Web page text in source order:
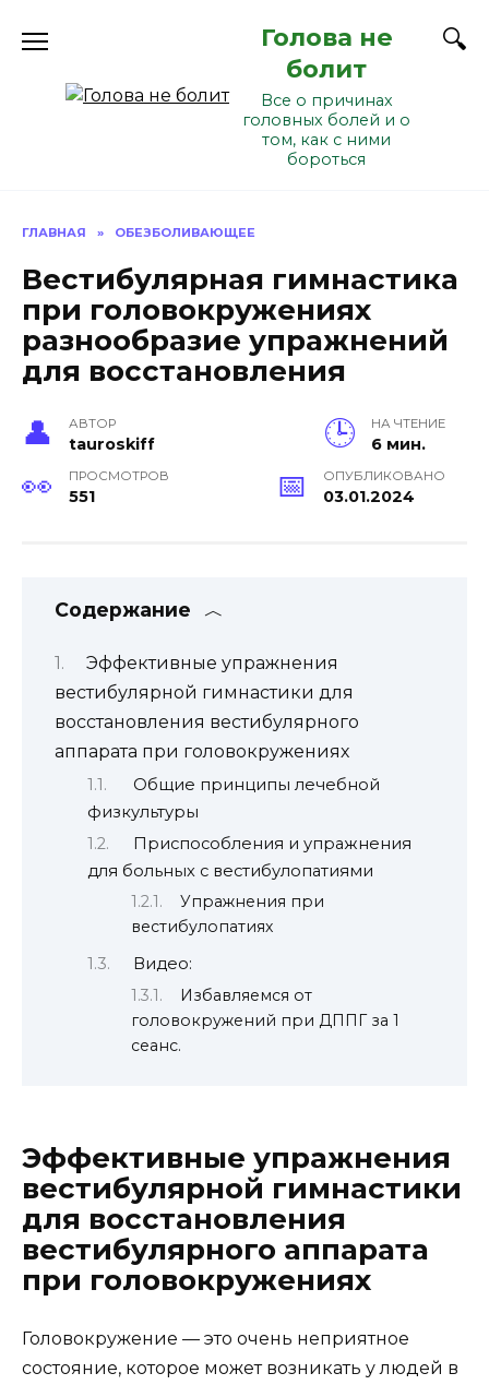
Голова не
болит
Все о причинах
головных болей и о
том, как с ними
бороться
ГЛАВНАЯ » ОБЕЗБОЛИВАЮЩЕЕ
Вестибулярная гимнастика
при головокружениях
разнообразие упражнений
для восстановления
АВТОР
tauroskiff
НА ЧТЕНИЕ
6 мин.
ПРОСМОТРОВ
551
ОПУБЛИКОВАНО
03.01.2024
Содержание
Эффективные упражнения
вестибулярной гимнастики для
восстановления вестибулярного
аппарата при головокружениях
Общие принципы лечебной
физкультуры
Приспособления и упражнения
для больных с вестибулопатиями
Упражнения при
вестибулопатиях
Видео:
Избавляемся от
головокружений при ДППГ за 1
сеанс.
Эффективные упражнения
вестибулярной гимнастики
для восстановления
вестибулярного аппарата
при головокружениях
Головокружение — это очень неприятное
состояние, которое может возникать у людей в